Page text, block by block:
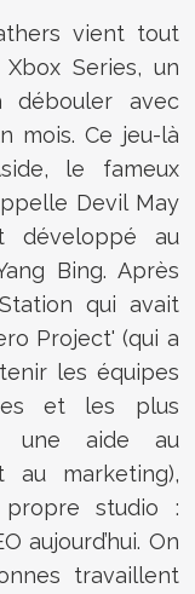
vient tout
Series, un
débouler avec
mois. Ce jeu-là
le fameux
Devil May
développé au
Bing. Après
qui avait
Project' (qui a
les équipes
et les plus
une aide au
au marketing),
studio :
aujourd’hui. On
travaillent